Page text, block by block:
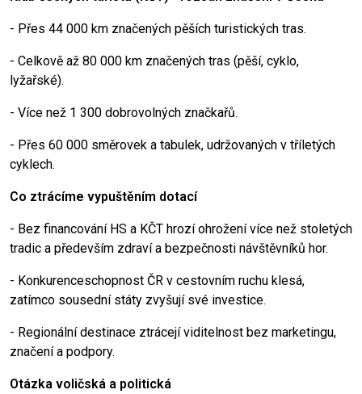
- Přes 44 000 km značených pěších turistických tras.
- Celkově až 80 000 km značených tras (pěší, cyklo,
lyžařské).
- Více než 1 300 dobrovolných značkařů.
- Přes 60 000 směrovek a tabulek, udržovaných v tříletých
cyklech.
Co ztrácíme vypuštěním dotací
- Bez financování HS a KČT hrozí ohrožení více než stoletých
tradic a především zdraví a bezpečnosti návštěvníků hor.
- Konkurenceschopnost ČR v cestovním ruchu klesá,
zatímco sousední státy zvyšují své investice.
- Regionální destinace ztrácejí viditelnost bez marketingu,
značení a podpory.
Otázka voličská a politická